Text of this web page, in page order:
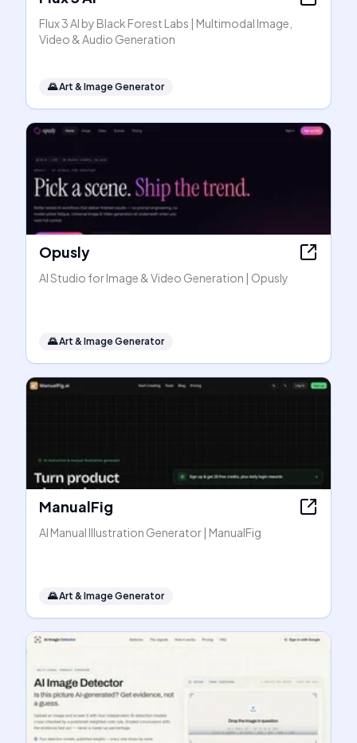
Flux 3 AI by Black Forest Labs | Multimodal Image,
Video & Audio Generation
🌄Art & Image Generator
Opusly
AI Studio for Image & Video Generation | Opusly
🌄Art & Image Generator
ManualFig
AI Manual Illustration Generator | ManualFig
🌄Art & Image Generator